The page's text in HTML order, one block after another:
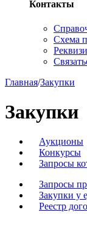
Контакты
Схема
Главная/Закупки
Закупки
Аукционы
Конкурсы
Запросы
Запросы
Закупки у
Реестр